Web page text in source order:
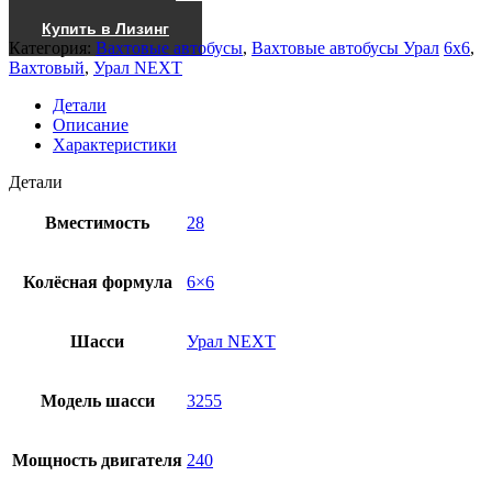
Купить в Лизинг
Категория: Вахтовые автобусы, Вахтовые автобусы Урал 6x6,
Вахтовый, Урал NEXT
Детали
Описание
Характеристики
Детали
Вместимость 28
Колёсная формула 6×6
Шасси Урал NEXT
Модель шасси 3255
Мощность двигателя 240